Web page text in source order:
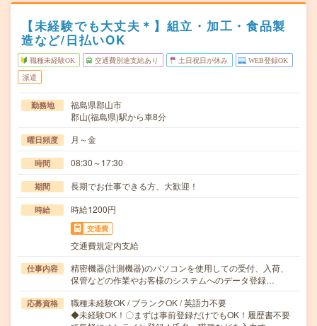
【未経験でも大丈夫＊】組立・加工・食品製
造など/日払いOK
職種未経験OK 交通費別途支給あり 土日祝日が休み WEB登録OK
派遣
勤務地
福島県郡山市
郡山(福島県)駅から車8分
曜日頻度 月～金
時間 08:30～17:30
期間 長期でお仕事できる方、大歓迎！
時給 時給1200円
交通費
交通費規定内支給
仕事内容
精密機器(計測機器)のパソコンを使用しての受付、入荷、
保管などの作業やお客様のシステムへのデータ登録…
応募資格
職種未経験OK / ブランクOK / 英語力不要
◆未経験OK！〇まずは事前登録だけでもOK！履歴書不要